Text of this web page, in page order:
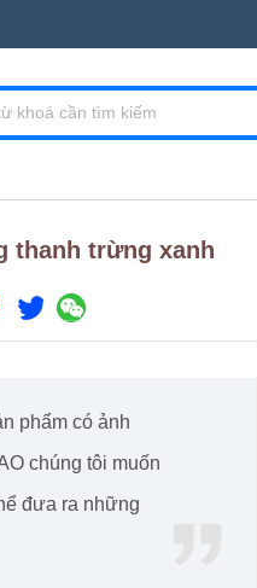
thanh trừng xanh
phẩm có ảnh
chúng tôi muốn
đưa ra những